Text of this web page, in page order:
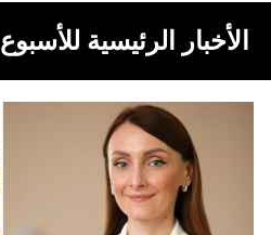
الأخبار الرئيسية للأسبوع